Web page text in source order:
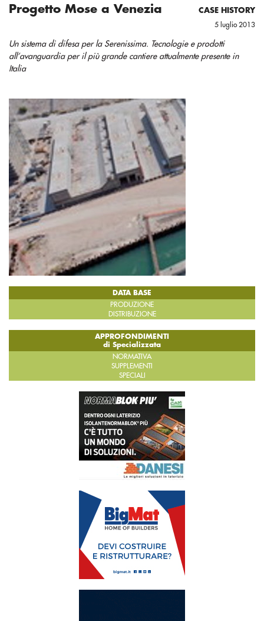
CASE HISTORY
5 luglio 2013
Progetto Mose a Venezia
Un sistema di difesa per la Serenissima. Tecnologie e prodotti
all’avanguardia per il più grande cantiere attualmente presente in
Italia
DATA BASE
PRODUZIONE
DISTRIBUZIONE
APPROFONDIMENTI
di Specializzata
NORMATIVA
SUPPLEMENTI
SPECIALI